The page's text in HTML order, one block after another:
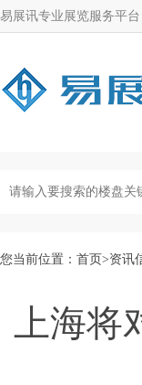
易展讯专业展览服务平台
您当前位置： 首页>资讯
上海将